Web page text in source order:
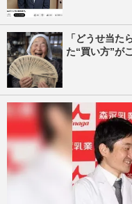
「どうせ当た
た“買い方”が